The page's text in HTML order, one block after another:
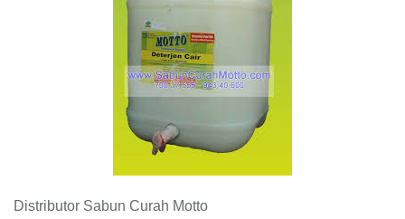
Distributor Sabun Curah Motto